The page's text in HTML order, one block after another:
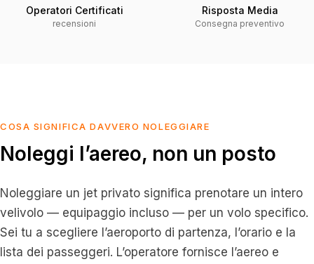
Operatori Certificati
recensioni
Risposta Media
Consegna preventivo
COSA SIGNIFICA DAVVERO NOLEGGIARE
Noleggi l’aereo, non un posto
Noleggiare un jet privato significa prenotare un intero
velivolo — equipaggio incluso — per un volo specifico.
Sei tu a scegliere l’aeroporto di partenza, l’orario e la
lista dei passeggeri. L’operatore fornisce l’aereo e